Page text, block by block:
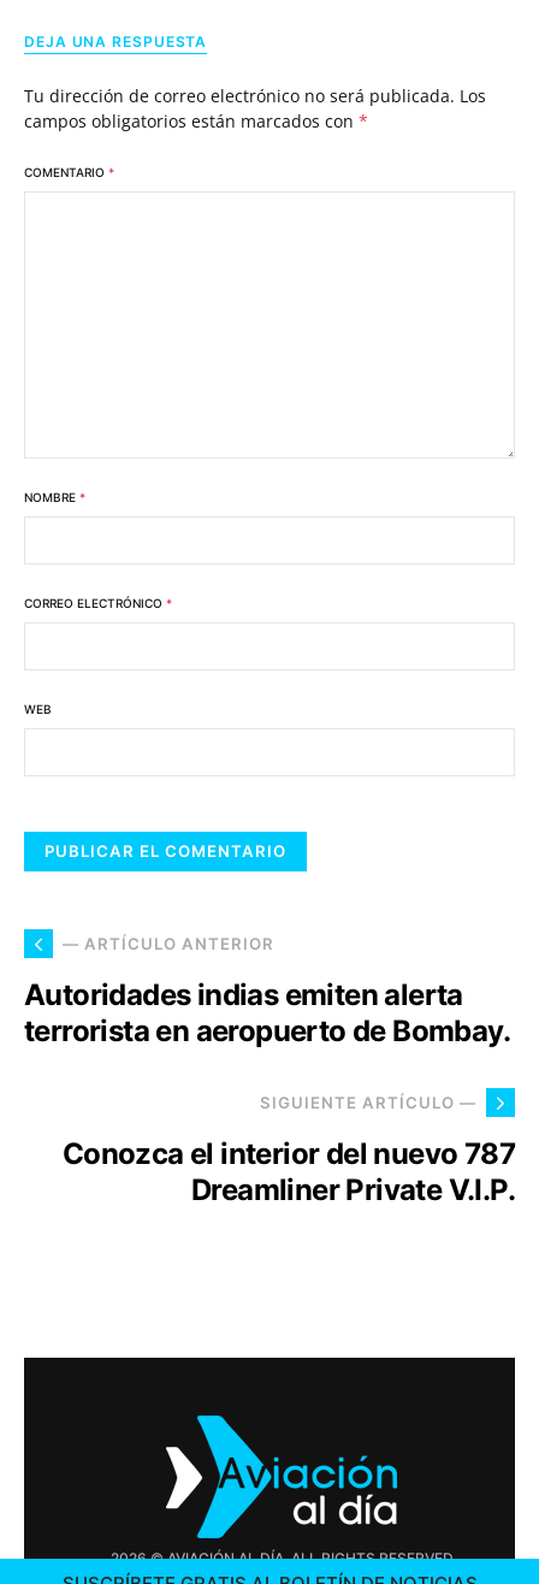
DEJA UNA RESPUESTA
Tu dirección de correo electrónico no será publicada. Los
campos obligatorios están marcados con *
COMENTARIO *
NOMBRE *
CORREO ELECTRÓNICO *
WEB
— ARTÍCULO ANTERIOR
Autoridades indias emiten alerta
terrorista en aeropuerto de Bombay.
SIGUIENTE ARTÍCULO —
Conozca el interior del nuevo 787
Dreamliner Private V.I.P.
2026 © AVIACIÓN AL DÍA. ALL RIGHTS RESERVED